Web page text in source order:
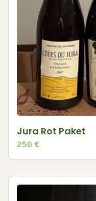
Jura Rot Paket
250 €